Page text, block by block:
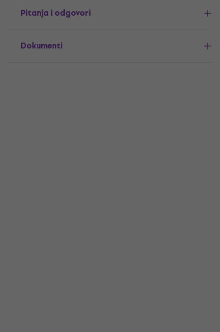
Pitanja i odgovori
Dokumenti